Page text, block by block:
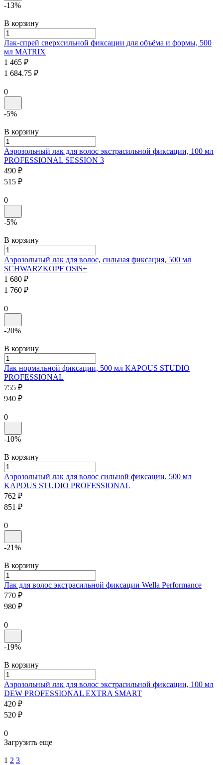
-13%
В корзину
Лак-спрей сверхсильной фиксации для объёма и формы, 500
мл MATRIX
1 465 ₽
1 684.75 ₽
0
-5%
В корзину
Аэрозольный лак для волос экстрасильной фиксации, 100 мл
PROFESSIONAL SESSION 3
490 ₽
515 ₽
0
-5%
В корзину
Аэрозольный лак для волос, сильная фиксация, 500 мл
SCHWARZKOPF OSiS+
1 680 ₽
1 760 ₽
0
-20%
В корзину
Лак нормальной фиксации, 500 мл KAPOUS STUDIO
PROFESSIONAL
755 ₽
940 ₽
0
-10%
В корзину
Аэрозольный лак для волос сильной фиксации, 500 мл
KAPOUS STUDIO PROFESSIONAL
762 ₽
851 ₽
0
-21%
В корзину
Лак для волос экстрасильной фиксации Wella Performance
770 ₽
980 ₽
0
-19%
В корзину
Аэрозольный лак для волос экстрасильной фиксации, 100 мл
DEW PROFESSIONAL EXTRA SMART
420 ₽
520 ₽
0
Загрузить еще
1 2 3